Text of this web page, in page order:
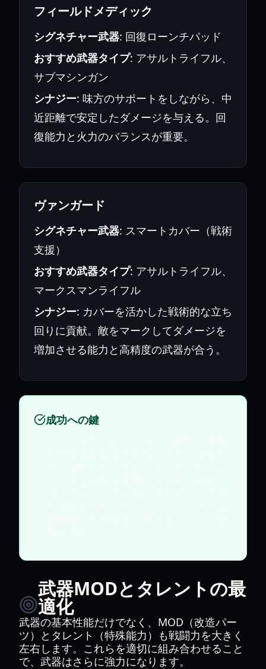
フィールドメディック
シグネチャー武器: 回復ローンチパッド
おすすめ武器タイプ: アサルトライフル、
サブマシンガン
シナジー: 味方のサポートをしながら、中
近距離で安定したダメージを与える。回
復能力と火力のバランスが重要。
ヴァンガード
シグネチャー武器: スマートカバー（戦術
支援）
おすすめ武器タイプ: アサルトライフル、
マークスマンライフル
シナジー: カバーを活かした戦術的な立ち
回りに貢献。敵をマークしてダメージを
増加させる能力と高精度の武器が合う。
成功への鍵
武器MODとタレントの最
適化
武器の基本性能だけでなく、MOD（改造パー
ツ）とタレント（特殊能力）も戦闘力を大きく
左右します。これらを適切に組み合わせること
で、武器はさらに強力になります。